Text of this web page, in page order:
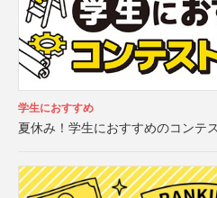
学生におすすめ
夏休み！学生におすすめのコンテ